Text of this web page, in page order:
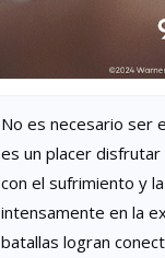
No es necesario ser
es un placer disfrutar
con el sufrimiento y
intensamente en la
batallas logran